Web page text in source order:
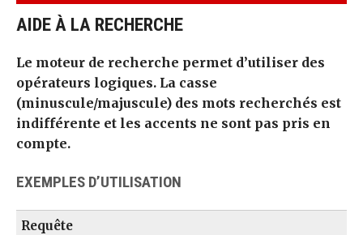
AIDE À LA RECHERCHE
Le moteur de recherche permet d’utiliser des
opérateurs logiques. La casse
(minuscule/majuscule) des mots recherchés est
indifférente et les accents ne sont pas pris en
compte.
EXEMPLES D’UTILISATION
Requête